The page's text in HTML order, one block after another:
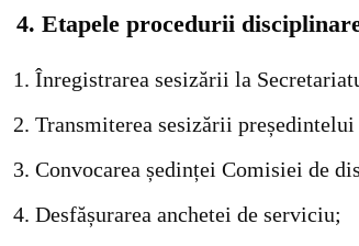
4. Etapele procedurii
Înregistrarea sesizării la
Transmiterea sesizării
Convocarea ședinței Comisiei de
Desfășurarea anchetei de serviciu;